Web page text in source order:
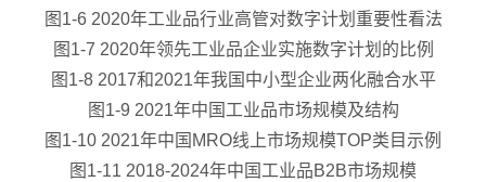
图1-6 2020年工业品行业高管对数字计划重要性看法
图1-7 2020年领先工业品企业实施数字计划的比例
图1-8 2017和2021年我国中小型企业两化融合水平
图1-9 2021年中国工业品市场规模及结构
图1-10 2021年中国MRO线上市场规模TOP类目示例
图1-11 2018-2024年中国工业品B2B市场规模